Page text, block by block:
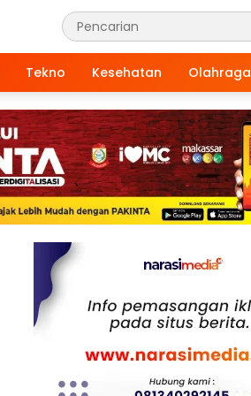
Tekno Kesehatan Olahraga